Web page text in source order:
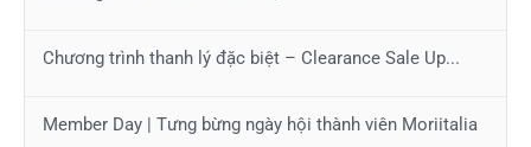
Chương trình thanh lý đặc biệt – Clearance Sale Up...
Member Day | Tưng bừng ngày hội thành viên Moriitalia